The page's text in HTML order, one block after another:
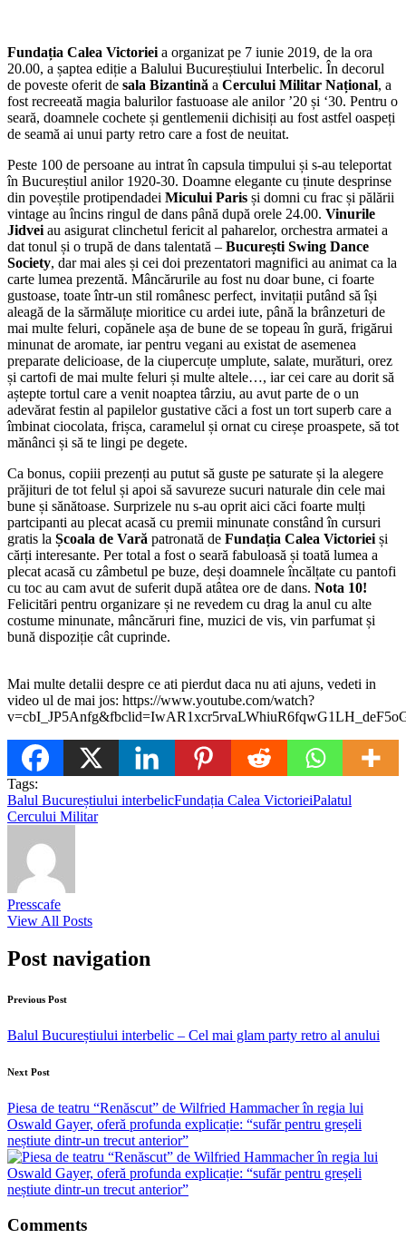
Fundația Calea Victoriei a organizat pe 7 iunie 2019, de la ora
20.00, a șaptea ediție a Balului Bucureștiului Interbelic. În decorul
de poveste oferit de sala Bizantină a Cercului Militar Național, a
fost recreeată magia balurilor fastuoase ale anilor ’20 și ‘30. Pentru o
seară, doamnele cochete și gentlemenii dichisiți au fost astfel oaspeți
de seamă ai unui party retro care a fost de neuitat.
Peste 100 de persoane au intrat în capsula timpului și s-au teleportat
în Bucureștiul anilor 1920-30. Doamne elegante cu ținute desprinse
din poveștile protipendadei Micului Paris și domni cu frac și pălării
vintage au încins ringul de dans până după orele 24.00. Vinurile
Jidvei au asigurat clinchetul fericit al paharelor, orchestra armatei a
dat tonul și o trupă de dans talentată – București Swing Dance
Society, dar mai ales și cei doi prezentatori magnifici au animat ca la
carte lumea prezentă. Mâncărurile au fost nu doar bune, ci foarte
gustoase, toate într-un stil românesc perfect, invitații putând să își
aleagă de la sărmăluțe mioritice cu ardei iute, până la brânzeturi de
mai multe feluri, copănele așa de bune de se topeau în gură, frigărui
minunat de aromate, iar pentru vegani au existat de asemenea
preparate delicioase, de la ciupercuțe umplute, salate, murături, orez
și cartofi de mai multe feluri și multe altele…, iar cei care au dorit să
aștepte tortul care a venit noaptea târziu, au avut parte de o un
adevărat festin al papilelor gustative căci a fost un tort superb care a
îmbinat ciocolata, frișca, caramelul și ornat cu cireșe proaspete, să tot
mănânci și să te lingi pe degete.
Ca bonus, copiii prezenți au putut să guste pe saturate și la alegere
prăjituri de tot felul și apoi să savureze sucuri naturale din cele mai
bune și sănătoase. Surprizele nu s-au oprit aici căci foarte mulți
partcipanti au plecat acasă cu premii minunate constând în cursuri
gratis la Școala de Vară patronată de Fundația Calea Victoriei și
cărți interesante. Per total a fost o seară fabuloasă și toată lumea a
plecat acasă cu zâmbetul pe buze, deși doamnele încălțate cu pantofi
cu toc au cam avut de suferit după atâtea ore de dans. Nota 10!
Felicitări pentru organizare și ne revedem cu drag la anul cu alte
costume minunate, mâncăruri fine, muzici de vis, vin parfumat și
bună dispoziție cât cuprinde.
Mai multe detalii despre ce ati pierdut daca nu ati ajuns, vedeti in
video ul de mai jos: https://www.youtube.com/watch?
Tags:
Balul Bucureștiului interbelicFundația Calea VictorieiPalatul
Cercului Militar
Presscafe
View All Posts
Post navigation
Previous Post
Balul Bucureștiului interbelic – Cel mai glam party retro al anului
Next Post
Piesa de teatru “Renăscut” de Wilfried Hammacher în regia lui
Oswald Gayer, oferă profunda explicație: “sufăr pentru greșeli
neștiute dintr-un trecut anterior”
Comments